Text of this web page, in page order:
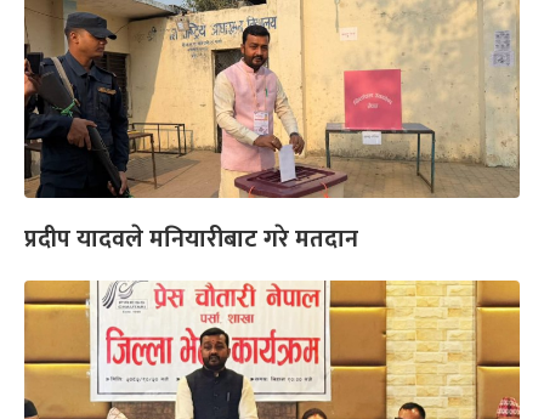
प्रदीप यादवले मनियारीबाट गरे मतदान